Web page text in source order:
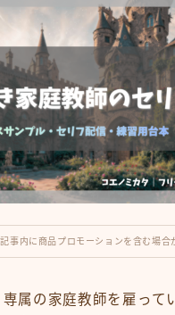
事内に商品プロモーションを含む場合
属の家庭教師を雇って